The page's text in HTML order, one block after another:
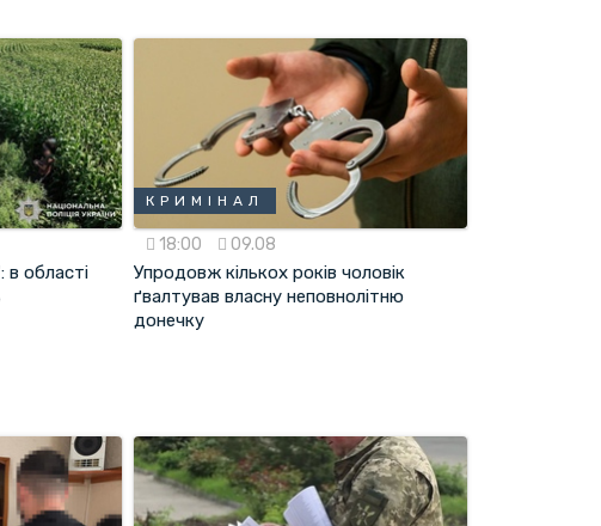
області
КРИМІНАЛ
18:00 09.08
Упродовж кількох років чоловік
ґвалтував власну неповнолітню
донечку